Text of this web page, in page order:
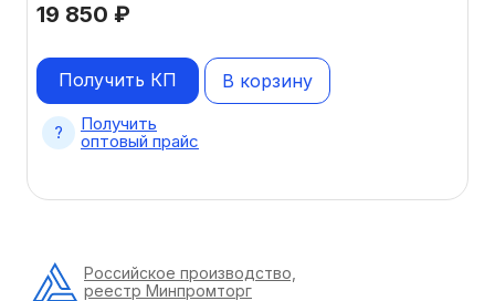
19 850 ₽
В корзину
Получить КП
Получить
оптовый прайс
Российское производство,
реестр Минпромторг